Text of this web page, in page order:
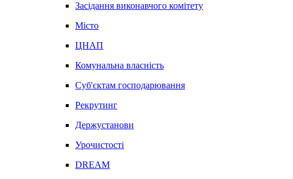
Засідання виконавчого комітету
Місто
ЦНАП
Комунальна власність
Суб'єктам господарювання
Рекрутинг
Держустанови
Урочистості
DREAM